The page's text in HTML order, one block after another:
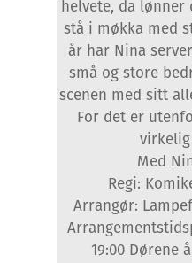
helvete, da
stå i møkka med
år har Nina
små og store
scenen med sitt
For det er
Med
Regi:
Arrangør:
19:00 Dørene